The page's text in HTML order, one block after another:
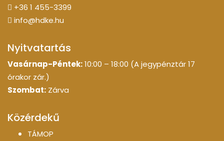
+36 1 455-3399
info@hdke.hu
Nyitvatartás
Vasárnap-Péntek:10:00 – 18:00 (A jegypénztár 17
órakor zár.)
Szombat: Zárva
Közérdekű
TÁMOP